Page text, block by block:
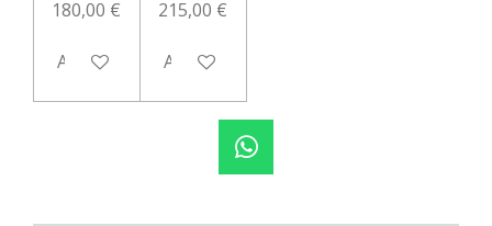
180,00 €
Añadir al carrito
215,00 €
Añadir al carrito
W
h